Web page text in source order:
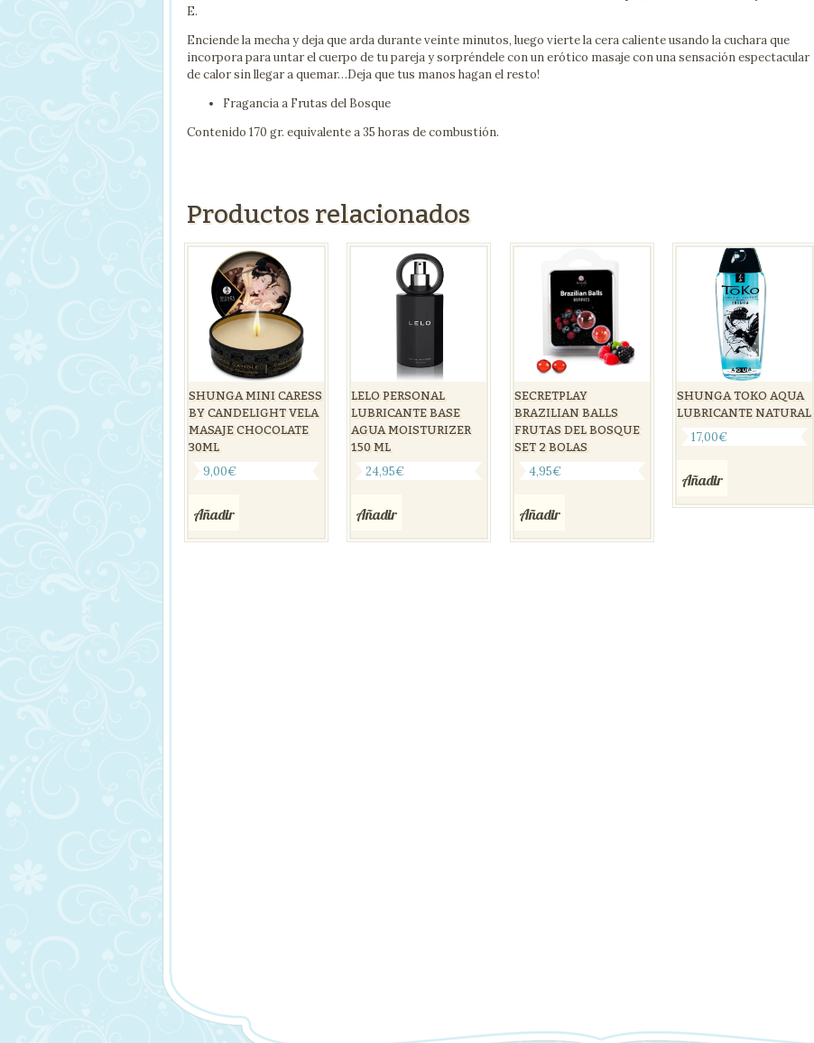
E.
Enciende la mecha y deja que arda durante veinte minutos, luego vierte la cera caliente usando la cuchara que
incorpora para untar el cuerpo de tu pareja y sorpréndele con un erótico masaje con una sensación espectacular
de calor sin llegar a quemar…Deja que tus manos hagan el resto!
Fragancia a Frutas del Bosque
Contenido 170 gr. equivalente a 35 horas de combustión.
Productos relacionados
SHUNGA MINI CARESS
BY CANDELIGHT VELA
MASAJE CHOCOLATE
30ML
9,00€
Añadir
LELO PERSONAL
LUBRICANTE BASE
AGUA MOISTURIZER
150 ML
24,95€
Añadir
SECRETPLAY
BRAZILIAN BALLS
FRUTAS DEL BOSQUE
SET 2 BOLAS
4,95€
Añadir
SHUNGA TOKO AQUA
LUBRICANTE NATURAL
17,00€
Añadir